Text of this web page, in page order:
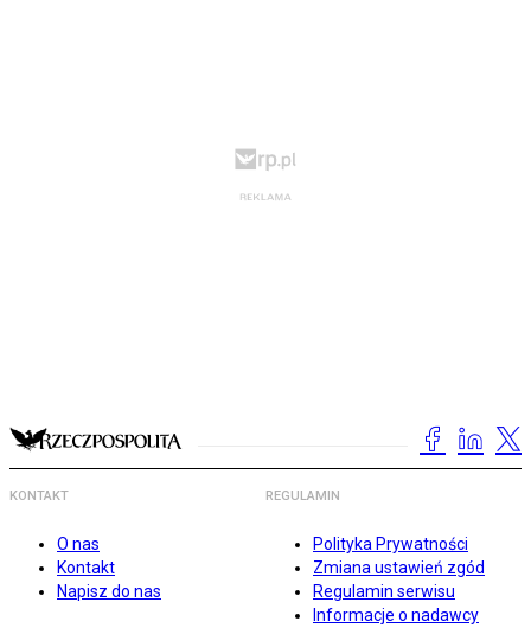
KONTAKT
O nas
Kontakt
Napisz do nas
REGULAMIN
Polityka Prywatności
Zmiana ustawień zgód
Regulamin serwisu
Informacje o nadawcy